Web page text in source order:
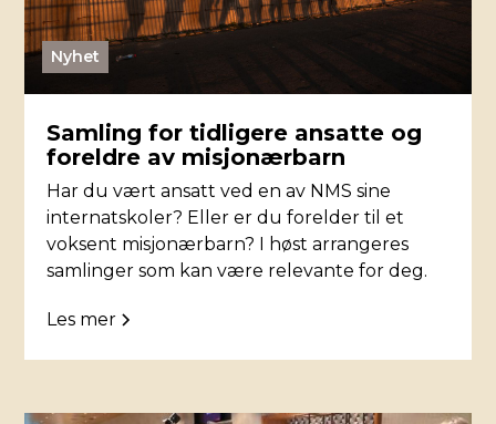
Nyhet
Samling for tidligere ansatte og
foreldre av misjonærbarn
Har du vært ansatt ved en av NMS sine
internatskoler? Eller er du forelder til et
voksent misjonærbarn? I høst arrangeres
samlinger som kan være relevante for deg.
Les mer